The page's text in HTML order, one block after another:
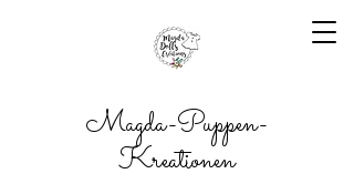
Magda-Puppen-
Kreationen